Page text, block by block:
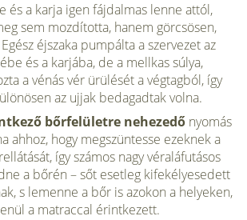
és a karja igen fájdalmas lenne attól,
sem mozdította, hanem görcsösen,
éjsza­ka pumpálta a szervezet az
és a karjába, de a mell­kas súlya,
a vénás vér ürülését a végtagból, így
az ujjak bedagadtak volna.
bőrfelületre nehezedő nyomás
ahhoz, hogy megszüntesse ezeknek a
így számos nagy véraláfutásos
a bőrén – sőt esetleg kifekélyesedett
s lemenne a bőr is azokon a helyeken,
a matraccal érintkezett.